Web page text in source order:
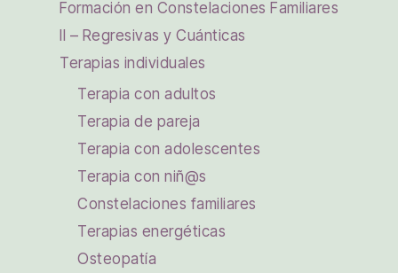
Formación en Constelaciones Familiares
II – Regresivas y Cuánticas
Terapias individuales
Terapia con adultos
Terapia de pareja
Terapia con adolescentes
Terapia con niñ@s
Constelaciones familiares
Terapias energéticas
Osteopatía